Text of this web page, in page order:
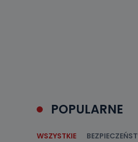
POPULARNE
WSZYSTKIE